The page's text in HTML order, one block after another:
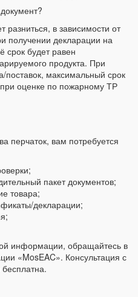
разниться, в зависимости от
получении декларации на
срок будет равен
продукта. При
поставок, максимальный срок
при оценке по пожарному ТР
перчаток, вам потребуется
пакет документов;
товара;
декларации;
информации, обращайтесь в
«MosEAC». Консультация с